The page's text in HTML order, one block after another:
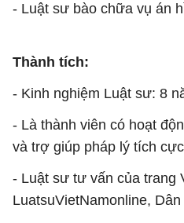
- Luật sư bào chữa vụ án
Thành tích:
- Kinh nghiệm Luật sư: 8
- Là thành viên có hoạt
và trợ giúp pháp lý tích
- Luật sư tư vấn của trang
LuatsuVietNamonline, Dân